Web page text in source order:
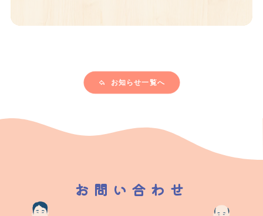
お知らせ一覧へ
お問い合わせ